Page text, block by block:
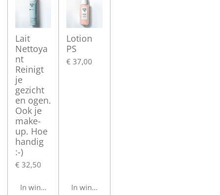
Lait
Nettoya
nt
Reinigt
je
gezicht
en ogen.
Ook je
make-
up. Hoe
handig
:-)
€ 32,50
In winkelwagen
Lotion
PS
€ 37,00
In winkelwagen